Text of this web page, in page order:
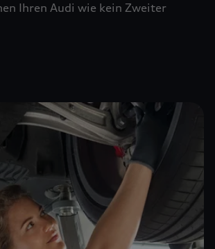
Ihren Audi wie kein Zweiter